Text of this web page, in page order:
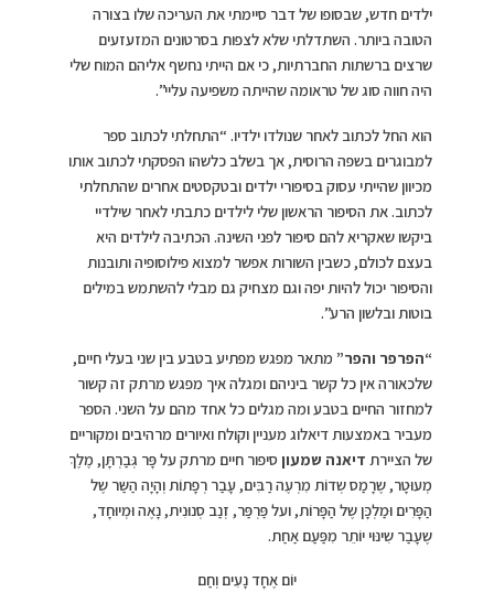
ילדים חדש, שבסופו של דבר סיימתי את העריכה שלו בצורה
הטובה ביותר. השתדלתי שלא לצפות בסרטונים המזעזעים
שרצים ברשתות החברתיות, כי אם הייתי נחשף אליהם המוח שלי
היה חווה סוג של טראומה שהייתה משפיעה עליי”.
הוא החל לכתוב לאחר שנולדו ילדיו. “התחלתי לכתוב ספר
למבוגרים בשפה הרוסית, אך בשלב כלשהו הפסקתי לכתוב אותו
מכיוון שהייתי עסוק בסיפורי ילדים ובטקסטים אחרים שהתחלתי
לכתוב. את הסיפור הראשון שלי לילדים כתבתי לאחר שילדיי
ביקשו שאקריא להם סיפור לפני השינה. הכתיבה לילדים היא
בעצם לכולם, כשבין השורות אפשר למצוא פילוסופיה ותובנות
והסיפור יכול להיות יפה וגם מצחיק גם מבלי להשתמש במילים
בוטות ובלשון הרע”.
“הפרפר והפר” מתאר מפגש מפתיע בטבע בין שני בעלי חיים,
שלכאורה אין כל קשר ביניהם ומגלה איך מפגש מרתק זה קשור
למחזור החיים בטבע ומה מגלים כל אחד מהם על השני. הספר
מעביר באמצעות דיאלוג מעניין וקולח ואיורים מרהיבים ומקוריים
של הציירת דיאנה שמעון סיפור חיים מרתק על פָּר גְּבַרְתָּן, מֶלֶךְ
מְעוּטָר, שֶרָמַס שְדוֹת מִרְעֶה רַבִּים, עָבַר רְפָתוֹת וְהָיָה הַשַּר שֶל
הַפָּרִים וּמַלְכָּן שֶל הַפָּרוֹת, ועל פַּרְפַּר, זְנַב סְנוּנִית, נָאֶה וּמְיוּחָד,
שֶעָבַר שִינּוּי יוֹתֵר מִפַּעַם אַחַת.
יוֹם אֶחָד נָעִים וְחַם